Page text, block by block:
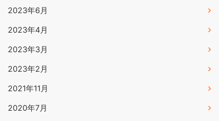
2023年6月
2023年4月
2023年3月
2023年2月
2021年11月
2020年7月